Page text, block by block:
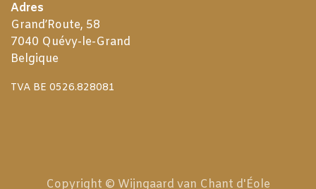
Adres
Grand’Route, 58
7040 Quévy-le-Grand
Belgique
TVA BE 0526.828081
Copyright © Wijngaard van Chant d'Éole